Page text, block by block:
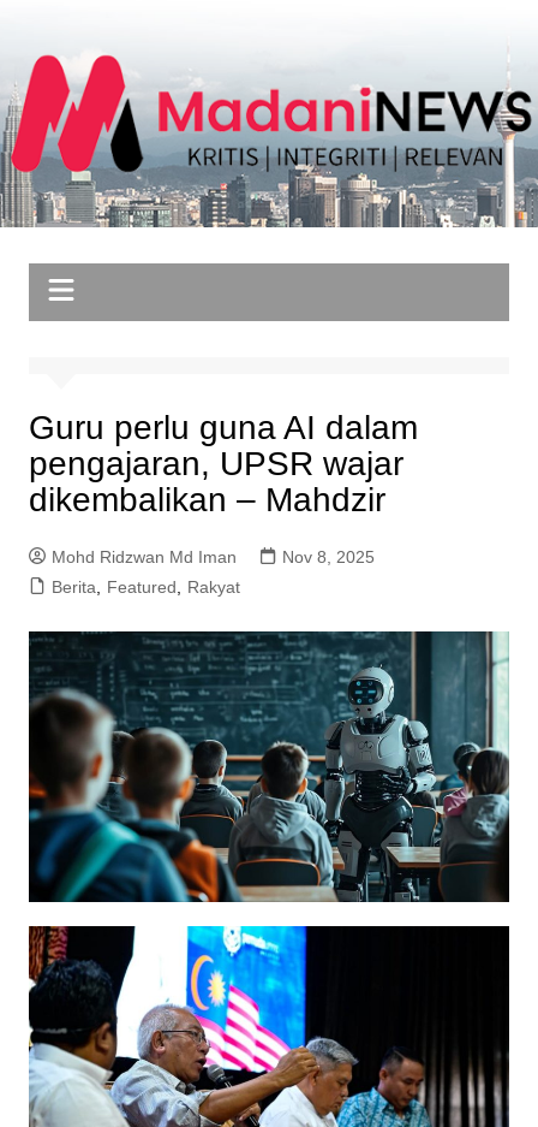
content
Guru perlu guna AI dalam
pengajaran, UPSR wajar
dikembalikan – Mahdzir
Mohd Ridzwan Md Iman
Nov 8, 2025
Berita, Featured, Rakyat